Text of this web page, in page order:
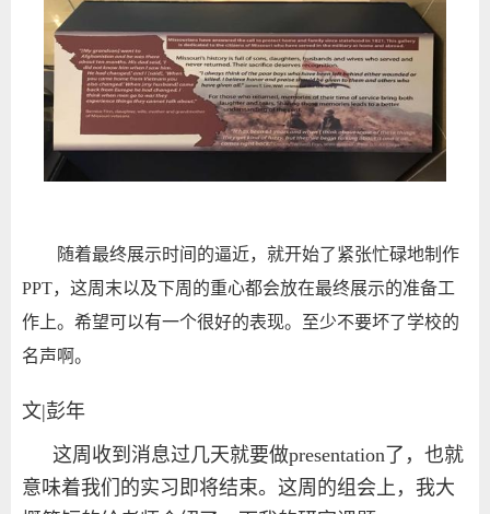
随着最终展示时间的逼近，就开始了紧张忙碌地制作
PPT，这周末以及下周的重心都会放在最终展示的准备工
作上。希望可以有一个很好的表现。至少不要坏了学校的
名声啊。
文|彭年
这周收到消息过几天就要做presentation了，也就
意味着我们的实习即将结束。这周的组会上，我大